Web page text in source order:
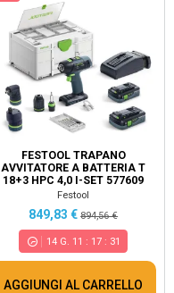
FESTOOL TRAPANO
AVVITATORE A BATTERIA T
18+3 HPC 4,0 I-SET 577609
Festool
849,83 €894,56 €
14G. 11 : 17: 30
AGGIUNGI AL CARRELLO